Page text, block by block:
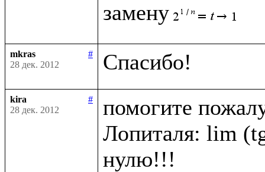
замену
mkras
#
28 дек. 2012
kira
#
28 дек. 2012
помогите
Лопиталя: lim